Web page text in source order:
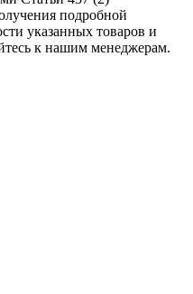
подробной
указанных товаров и
к нашим менеджерам.